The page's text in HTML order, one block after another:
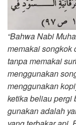
“Bahwa Nabi
memakai songkok
tanpa memakai
menggunakan
menggunakan
ketika beliau pergi
gunakan adalah